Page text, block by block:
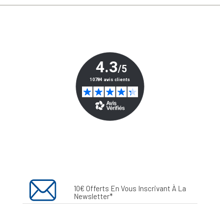
10€ Offerts En Vous Inscrivant À La
Newsletter*